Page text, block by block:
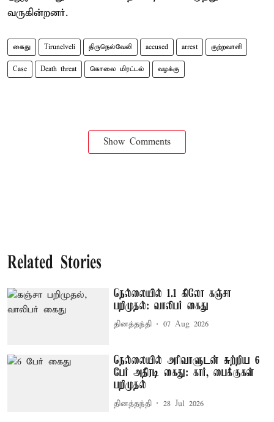
வருகின்றனர்.
கைது Tirunelveli திருநெல்வேலி accused arrest குற்றவாளி
Case Death threat கொலை மிரட்டல் வழக்கு
Show Comments
Related Stories
நெல்லையில் 1.1 கிலோ கஞ்சா
பறிமுதல்: வாலிபர் கைது
தினத்தந்தி 07 Aug 2026
நெல்லையில் அரிவாளுடன் சுற்றிய 6
பேர் அதிரடி கைது: கார், பைக்குகள்
பறிமுதல்
தினத்தந்தி 28 Jul 2026